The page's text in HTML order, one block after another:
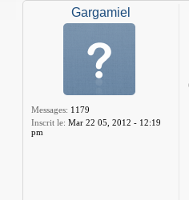
Gargamiel
Messages: 1179
Inscrit le: Mar 22 05, 2012 - 12:19
pm